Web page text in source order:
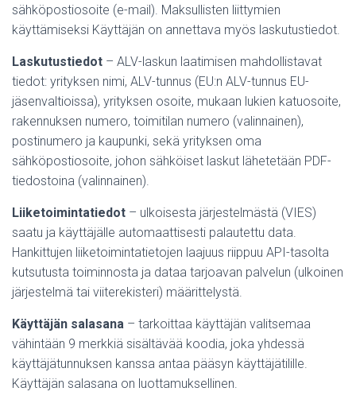
sähköpostiosoite (e-mail). Maksullisten liittymien
käyttämiseksi Käyttäjän on annettava myös laskutustiedot.
Laskutustiedot – ALV-laskun laatimisen mahdollistavat
tiedot: yrityksen nimi, ALV-tunnus (EU:n ALV-tunnus EU-
jäsenvaltioissa), yrityksen osoite, mukaan lukien katuosoite,
rakennuksen numero, toimitilan numero (valinnainen),
postinumero ja kaupunki, sekä yrityksen oma
sähköpostiosoite, johon sähköiset laskut lähetetään PDF-
tiedostoina (valinnainen).
Liiketoimintatiedot – ulkoisesta järjestelmästä (VIES)
saatu ja käyttäjälle automaattisesti palautettu data.
Hankittujen liiketoimintatietojen laajuus riippuu API-tasolta
kutsutusta toiminnosta ja dataa tarjoavan palvelun (ulkoinen
järjestelmä tai viiterekisteri) määrittelystä.
Käyttäjän salasana – tarkoittaa käyttäjän valitsemaa
vähintään 9 merkkiä sisältävää koodia, joka yhdessä
käyttäjätunnuksen kanssa antaa pääsyn käyttäjätilille.
Käyttäjän salasana on luottamuksellinen.